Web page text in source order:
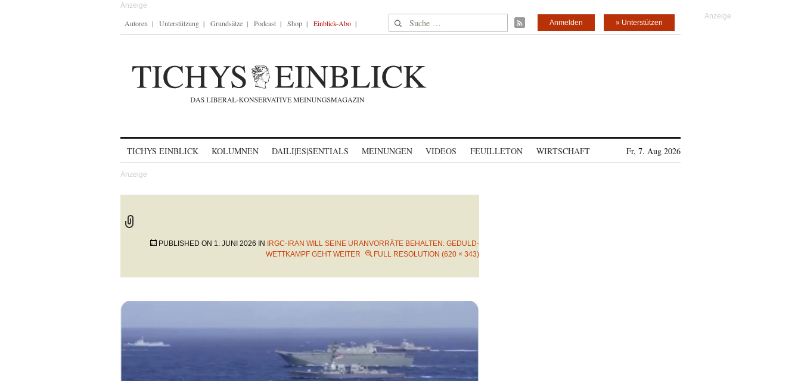
Autoren Unterstützung Grundsätze Podcast Shop Einblick-Abo Suche nach: » Unterstützen
Anmelden
TICHYS EINBLICK KOLUMNEN DAILI|ES|SENTIALS MEINUNGEN VIDEOS FEUILLETON WIRTSCHAFT Fr, 7. Aug 2026
PUBLISHED ON 1. JUNI 2026 IN
IRGC-IRAN WILL SEINE URANVORRÄTE BEHALTEN: GEDULD-
WETTKAMPF GEHT WEITER
FULL RESOLUTION (620 × 343)